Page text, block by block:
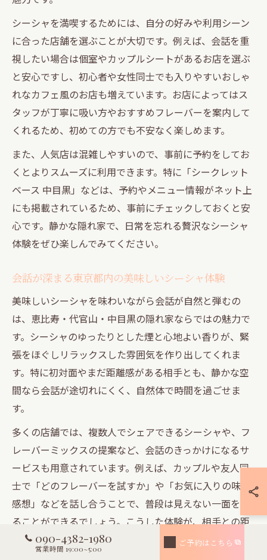
シーシャを満喫するためには、自分の好みや利用シーン
に合った店舗を選ぶことが大切です。例えば、会話を重
視したい場合は個室やカップルシートがあるお店を選ぶ
と安心ですし、初心者や女性同士でも入りやすいおしゃ
れなカフェ風のお店も増えています。お店によってはス
タッフが丁寧に吸い方やおすすめフレーバーを案内して
くれるため、初めての方でも不安なく楽しめます。
また、人気店は混雑しやすいので、事前に予約をしてお
くとよりスムーズに利用できます。特に「シークレット
ベース 中目黒」などは、予約やメニュー情報がネット上
にも掲載されているため、事前にチェックしておくと安
心です。静かな隠れ家で、日常を忘れる贅沢なシーシャ
体験をぜひ楽しんでみてください。
会話が深まる東京都内の美味しいシーシャ体験
美味しいシーシャを味わいながら会話が自然と弾むの
は、恵比寿・代官山・中目黒の隠れ家ならではの魅力で
す。シーシャのゆったりとした煙と心地よい香りが、緊
張をほぐしリラックスした雰囲気を作り出してくれま
す。特に初対面やまだ距離感がある相手とも、静かな空
間なら会話が途切れにくく、自然体で時間を過ごせま
す。
多くの店舗では、複数人でシェアできるシーシャや、フ
レーバーミックスの提案など、会話のきっかけになるサ
ービスも用意されています。例えば、カップルや友人同
士で「どのフレーバーを試すか」や「お気に入りの味の
感想」などを話し合うことで、普段は見えない一面を知
ることができるでしょう。こうした体験が、相手との距
離を自然に縮めるポイントです。
090-4382-1980
営業時間 19:00~5:00
ご予約はこちら